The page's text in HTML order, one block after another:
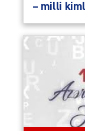
– milli